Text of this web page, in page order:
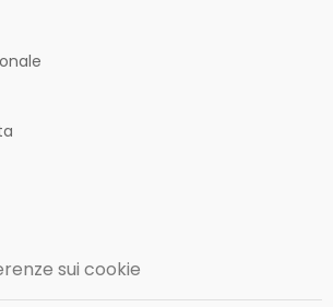
sui cookie